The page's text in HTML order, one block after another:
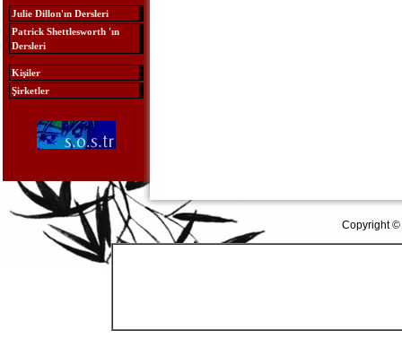
Julie Dillon'ın Dersleri
Patrick Shettlesworth 'ın
Dersleri
Kişiler
Şirketler
Copyright ©